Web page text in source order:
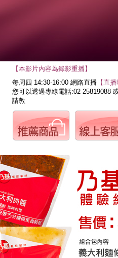
【本影片內容為錄影重播】
每周四 14:30-16:00 網路直播 【直
您可以透過專線電話:02-25819088
請教